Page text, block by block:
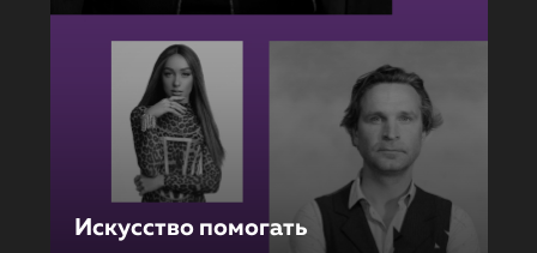
Искусство помогать